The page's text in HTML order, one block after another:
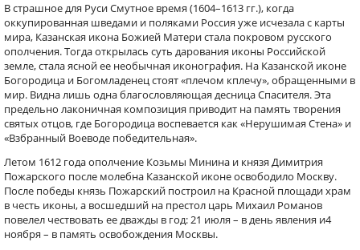
В страшное для Руси Смутное время (1604–1613 гг.), когда
оккупированная шведами и поляками Россия уже исчезала с карты
мира, Казанская икона Божией Матери стала покровом русского
ополчения. Тогда открылась суть дарования иконы Российской
земле, стала ясной ее необычная иконография. На Казанской иконе
Богородица и Богомладенец стоят «плечом кплечу», обращенными в
мир. Видна лишь одна благословляющая десница Спасителя. Эта
предельно лаконичная композиция приводит на память творения
святых отцов, где Богородица воспевается как «Нерушимая Стена» и
«Взбранный Воеводе победительная».
Летом 1612 года ополчение Козьмы Минина и князя Димитрия
Пожарского после молебна Казанской иконе освободило Москву.
После победы князь Пожарский построил на Красной площади храм
в честь иконы, а восшедший на престол царь Михаил Романов
повелел чествовать ее дважды в год: 21 июля – в день явления и4
ноября – в память освобождения Москвы.